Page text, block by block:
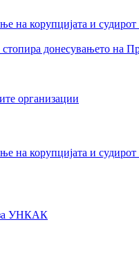
на корупцијата и
донесувањето на
организации
на корупцијата и
за УНКАК